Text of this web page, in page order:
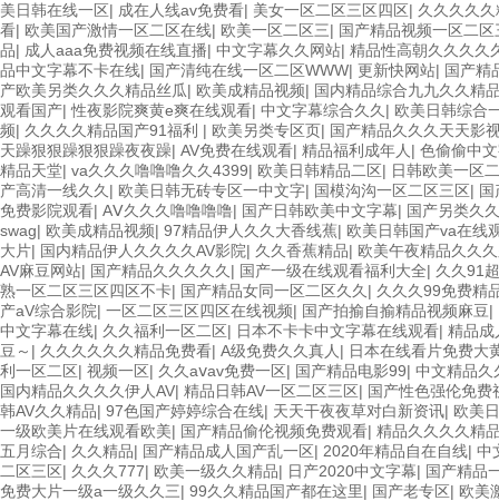
美日韩在线一区| 成在人线av免费看| 美女一区二区三区四区| 久久久久
看| 欧美国产激情一区二区在线| 欧美一区二区三| 国产精品视频一区二
品| 成人aaa免费视频在线直播| 中文字幕久久网站| 精品性高朝久久久久
品中文字幕不卡在线| 国产清纯在线一区二区WWW| 更新快网站| 国产精
产欧美另类久久久精品丝瓜| 欧美成精品视频| 国内精品综合九九久久精
观看国产|性夜影院爽黄e爽在线观看| 中文字幕综合久久 | 欧美日韩综合
频| 久久久久精品国产91福利 | 欧美另类专区页| 国产精品久久久天天影
天躁狠狠躁狠狠躁夜夜躁| AV免费在线观看| 精品福利成年人 | 色偷偷中
精品天堂| va久久久噜噜噜久久4399| 欧美日韩精品二区| 日韩欧美一区
产高清一线久久 | 欧美日韩无砖专区一中文字| 国模沟沟一区二区三区|
免费影院观看| AⅤ久久久噜噜噜噜| 国产日韩欧美中文字幕| 国产另类久
swag| 欧美成精品视频| 97精品伊人久久大香线蕉| 欧美日韩国产va在线
大片| 国内精品伊人久久久久AV影院| 久久香蕉精品| 欧美午夜精品久久
AV麻豆网站| 国产精品久久久久久 | 国产一级在线观看福利大全| 久久91
熟一区二区三区四区不卡| 国产精品女同一区二区久久 | 久久久99免费精
产aV综合影院| 一区二区三区四区在线视频| 国产拍揄自揄精品视频麻豆|
中文字幕在线| 久久福利一区二区| 日本不卡卡中文字幕在线观看| 精品成
豆～ | 久久久久久久精品免费看| A级免费久久真人 | 日本在线看片免费大
利一区二区| 视频一区| 久久aⅴav免费一区| 国产精品电影99| 中文精品久
国内精品久久久久伊人AV| 精品日韩AV一区二区三区| 国产性色强伦免费
韩AV久久精品| 97色国产婷婷综合在线| 天天干夜夜草对白新资讯| 欧美
一级欧美片在线观看欧美| 国产精品偷伦视频免费观看| 精品久久久久精
五月综合| 久久精品| 国产精品成人国产乱一区| 2020年精品自在自线| 中
二区三区| 久久久777| 欧美一级久久精品| 日产2020中文字幕| 国产精品
免费大片一级a一级久久三| 99久久精品国产都在这里| 国产老专区| 欧美